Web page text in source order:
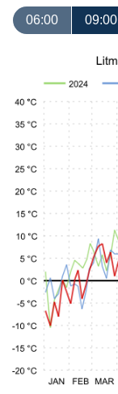
06:00 09:00